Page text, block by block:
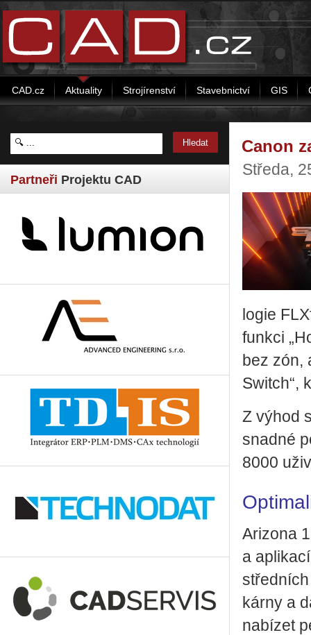
CAD.cz Aktuality Strojírenství Stavebnictví GIS
Partneři Projektu CAD
Canon
Středa,
lo­gie
funk­ci
bez zón,
Switch“,
Z výhod
snad­né
8000
Ari­zo­na
a
kár­ny a
na­bí­zet